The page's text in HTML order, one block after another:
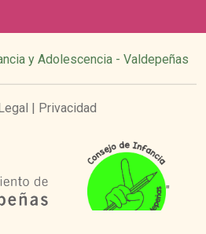
y Adolescencia - Valdepeñas
| Privacidad
"